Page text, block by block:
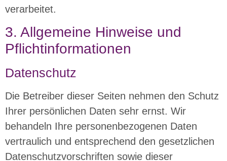
verarbeitet.
3. Allgemeine Hinweise und
Pflicht­informationen
Datenschutz
Die Betreiber dieser Seiten nehmen den Schutz
Ihrer persönlichen Daten sehr ernst. Wir
behandeln Ihre personenbezogenen Daten
vertraulich und entsprechend den gesetzlichen
Datenschutzvorschriften sowie dieser